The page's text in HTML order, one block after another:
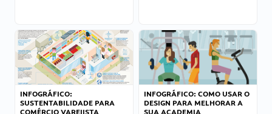
INFOGRÁFICO:
SUSTENTABILIDADE PARA
INFOGRÁFICO: COMO USAR O
DESIGN PARA MELHORAR A